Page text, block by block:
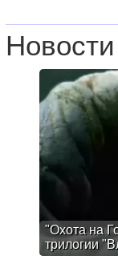
Новости
"Охота на
трилогии